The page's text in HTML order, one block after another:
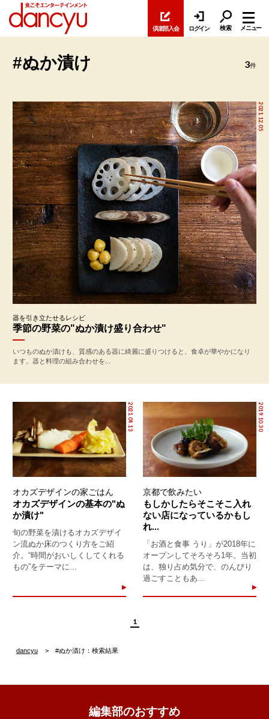
倶楽部入会 ログイン 検索 メニュー
#ぬか漬け 3件
2021.12.05
器を引き立たせるレシピ
季節の野菜の"ぬか漬け盛り合わせ"
いつものぬか漬けも、質感のある器に綺麗に盛りつけると、食卓が華やかになり
ます。器と料理の組み合わせを...
2021.04.13
オカズデザインの家ごはん
オカズデザインの基本の"ぬ
か漬け"
旬の野菜を漬けるオカズデザイ
ン流ぬか床のつくり方をご紹
介。“時間がおいしくしてくれる
もの”をテーマに...
2019.10.30
京都で飲みたい
もしかしたらそこそこ入れ
ない店になっているかもし
れ...
「お酒と食事 うり」が2018年に
オープンしてそろそろ1年。当初
は、独り占め気分で、のんびり
過ごすこともあ...
1
dancyu #ぬか漬け：検索結果
編集部のおすすめ